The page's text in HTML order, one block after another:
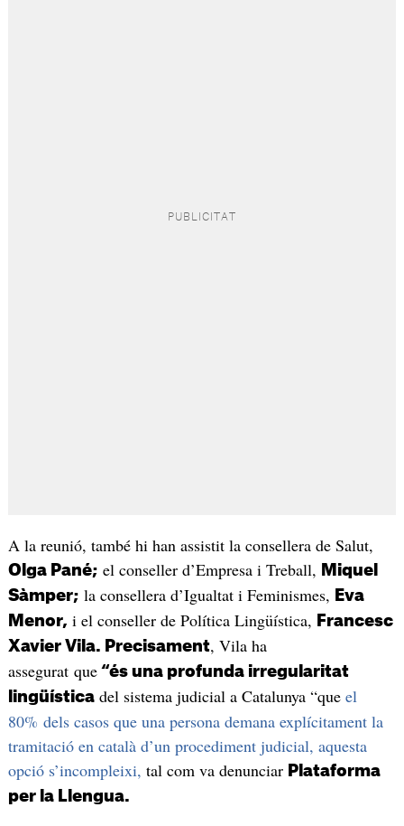
A la reunió, també hi han assistit la consellera de Salut,
Olga Pané;el conseller d’Empresa i Treball, Miquel
Sàmper;la consellera d’Igualtat i Feminismes, Eva
Menor, i el conseller de Política Lingüística, Francesc
Xavier Vila. Precisament, Vila ha
assegurat que“és una profunda irregularitat
lingüísticadel sistema judicial a Catalunya “que el
80% dels casos que una persona demana explícitament la
tramitació en català d’un procediment judicial, aquesta
opció s’incompleixi, tal com va denunciar Plataforma
per la Llengua.